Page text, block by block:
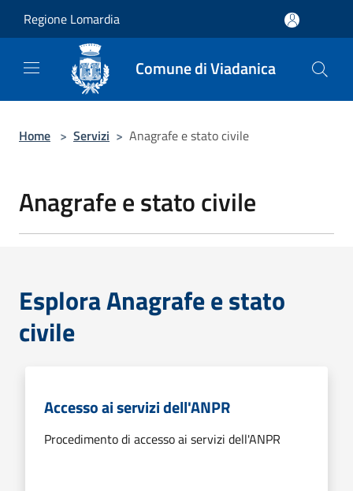
Regione Lomardia
Comune di Viadanica
Home > Servizi > Anagrafe e stato civile
Anagrafe e stato civile
Esplora Anagrafe e stato
civile
Accesso ai servizi dell'ANPR
Procedimento di accesso ai servizi dell'ANPR